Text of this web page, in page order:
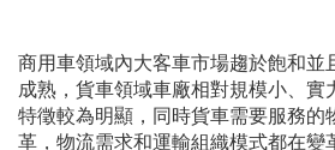
商用車領域內大客車市場趨於飽和並
成熟，貨車領域車廠相對規模小、實
特徵較為明顯，同時貨車需要服務的
革，物流需求和運輸組織模式都在變